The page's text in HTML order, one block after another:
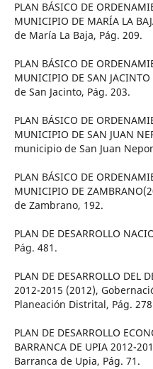
PLAN BÁSICO DE
MUNICIPIO DE MARÍA LA
de María La Baja, Pág. 209.
PLAN BÁSICO DE
MUNICIPIO DE SAN
de San Jacinto, Pág. 203.
PLAN BÁSICO DE
MUNICIPIO DE SAN JUAN
municipio de San Juan
PLAN BÁSICO DE
MUNICIPIO DE
de Zambrano, 192.
PLAN DE DESARROLLO
Pág. 481.
PLAN DE DESARROLLO DEL
2012-2015 (2012),
Planeación Distrital, Pág.
PLAN DE DESARROLLO
BARRANCA DE UPIA 2012-
Barranca de Upia, Pág. 71.